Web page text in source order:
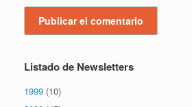
Listado de Newsletters
1999 (10)